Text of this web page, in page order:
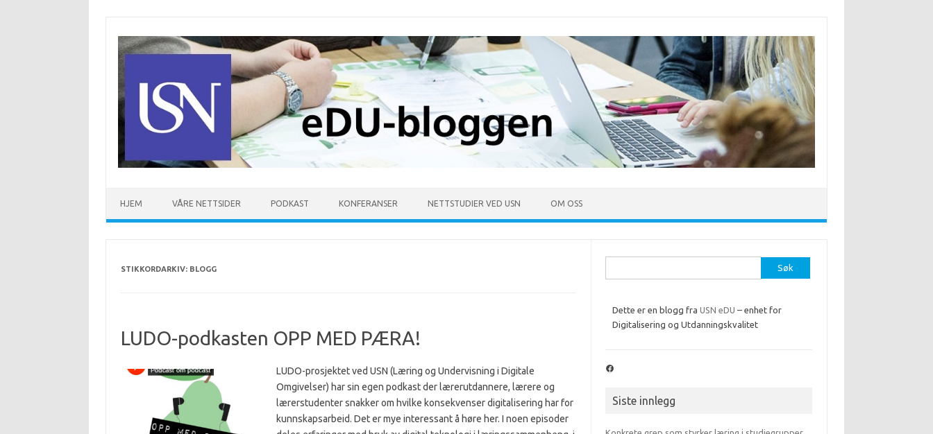
HJEM VÅRE NETTSIDER PODKAST KONFERANSER NETTSTUDIER VED USN OM OSS
STIKKORDARKIV: BLOGG
LUDO-podkasten OPP MED PÆRA!
LUDO-prosjektet ved USN (Læring og Undervisning i Digitale
Omgivelser) har sin egen podkast der lærerutdannere, lærere og
lærerstudenter snakker om hvilke konsekvenser digitalisering har for
kunnskapsarbeid. Det er mye interessant å høre her. I noen episoder
etter:
Dette er en blogg fraUSN eDU – enhet for
Digitalisering og Utdanningskvalitet
Facebook
Siste innlegg